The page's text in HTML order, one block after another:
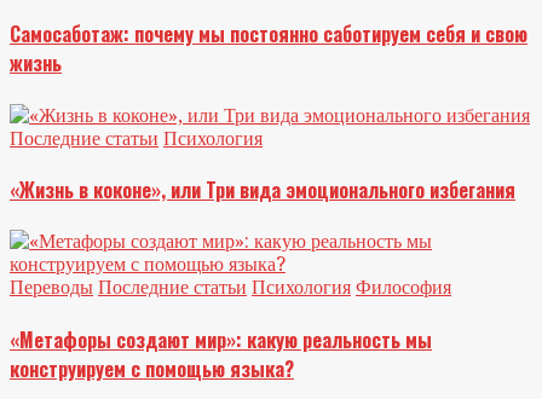
Самосаботаж: почему мы постоянно саботируем себя и свою
жизнь
Последние статьи Психология
«Жизнь в коконе», или Три вида эмоционального избегания
Переводы Последние статьи Психология Философия
«Метафоры создают мир»: какую реальность мы
конструируем с помощью языка?